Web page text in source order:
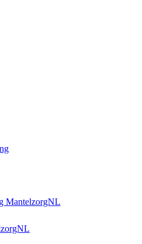
MantelzorgNL